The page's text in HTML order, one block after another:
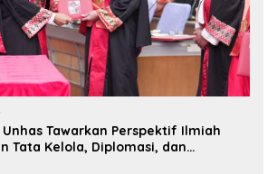
Tawarkan Perspektif Ilmiah
Tata Kelola, Diplomasi, dan